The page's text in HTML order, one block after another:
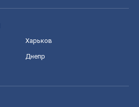
Харьков
Днепр